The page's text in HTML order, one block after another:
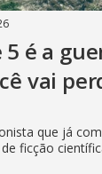
é a
vai
que já
ficção